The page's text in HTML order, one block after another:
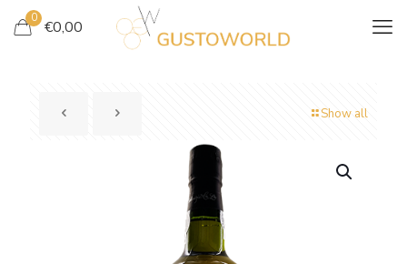
0 €0,00
Show all